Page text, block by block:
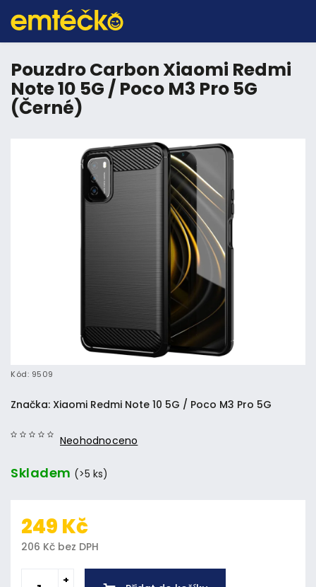
Pouzdro Carbon Xiaomi Redmi
Note 10 5G / Poco M3 Pro 5G
(Černé)
Kód: 9509
Neohodnoceno
Značka: Xiaomi Redmi Note 10 5G / Poco M3 Pro 5G
Skladem (>5 ks)
249 Kč
206 Kč bez DPH